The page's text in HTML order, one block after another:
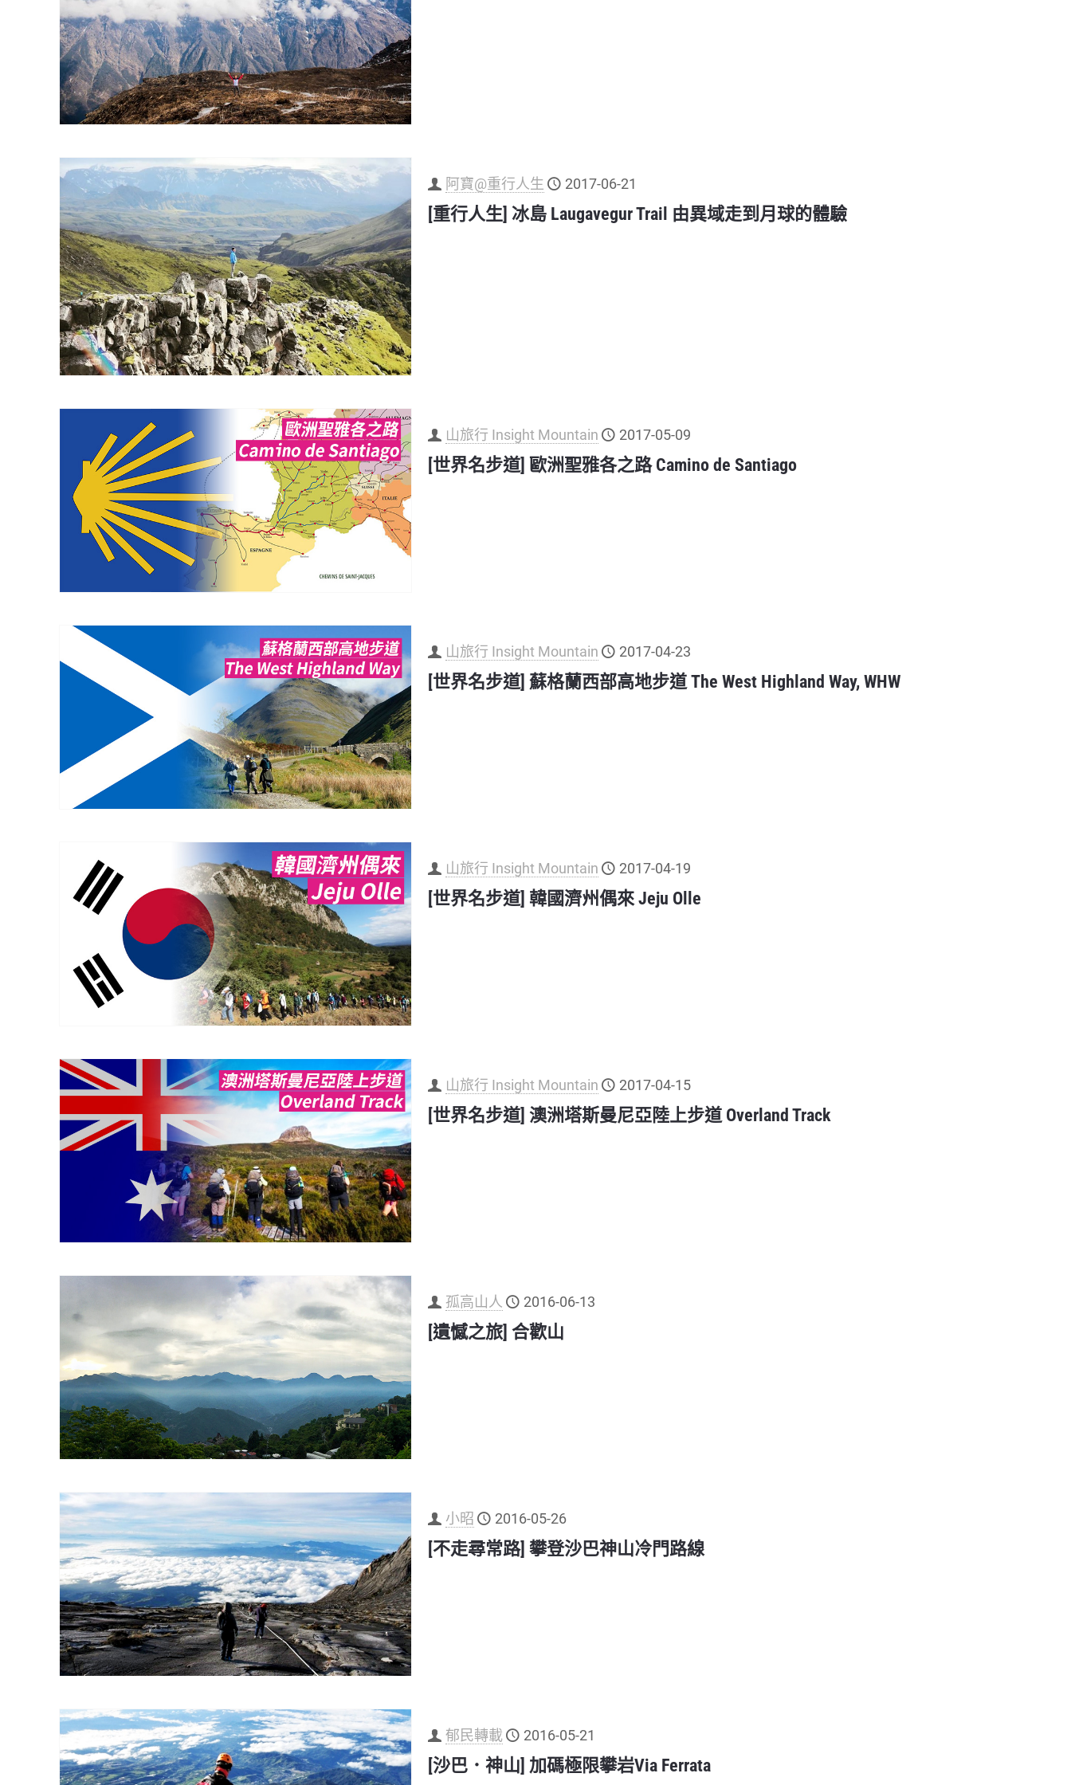
阿寶@重行人生 2017-06-21
[重行人生] 冰島 Laugavegur Trail 由異域走到月球的體驗
山旅行 Insight Mountain 2017-05-09
[世界名步道] 歐洲聖雅各之路 Camino de Santiago
山旅行 Insight Mountain 2017-04-23
[世界名步道] 蘇格蘭西部高地步道 The West Highland Way, WHW
山旅行 Insight Mountain 2017-04-19
[世界名步道] 韓國濟州偶來 Jeju Olle
山旅行 Insight Mountain 2017-04-15
[世界名步道] 澳洲塔斯曼尼亞陸上步道 Overland Track
孤高山人 2016-06-13
[遺憾之旅] 合歡山
小昭 2016-05-26
[不走尋常路] 攀登沙巴神山冷門路線
郁民轉載 2016-05-21
[沙巴．神山] 加碼極限攀岩Via Ferrata